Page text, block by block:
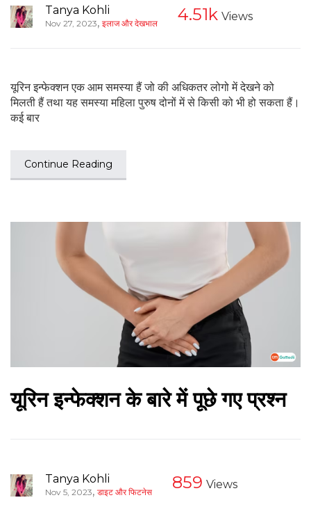
Tanya Kohli
Nov 27, 2023, इलाज और देखभाल 4.51k Views
यूरिन इन्फेक्शन एक आम समस्या हैं जो की अधिकतर लोगो में देखने को
मिलती हैं तथा यह समस्या महिला पुरुष दोनों में से किसी को भी हो सकता हैं।
कई बार
Continue Reading
यूरिन इन्फेक्शन के बारे में पूछे गए प्रश्न
Tanya Kohli
Nov 5, 2023, डाइट और फिटनेस 859 Views